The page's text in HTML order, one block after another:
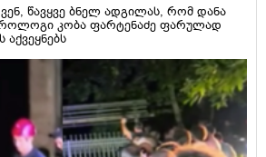
წავყვე ბნელ ადგილას, რომ დანა
კობა ფარტენაძე ფარულად